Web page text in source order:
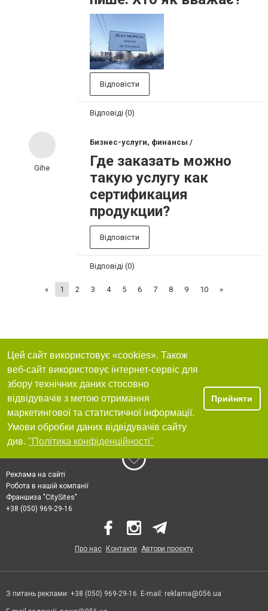
Відповісти
Відповіді (0)
Gihe
Бизнес-услуги, финансы /
Где заказать можно
такую услугу как
сертификация
продукции?
Відповісти
Відповіді (0)
« 1 2 3 4 5 6 7 8 9 10 »
Цей сайт використовує «cookies». Також
веб-сайт використовує інтернет-сервіс для
збору технічних даних стосовно
відвідувачів з метою отримання
маркетингової та статистичної інформації.
Умови обробки даних відвідувачів сайту
див. "Політика конфіденційності"
Прийняти
Реклама на сайті
Робота в нашій компанії
Франшиза "CitySites"
+38 (050) 969-29-16
Про нас Контакти Автори проєкту
З питань реклами: +38 (050) 969-29-16. E-mail: reklama@056.ua